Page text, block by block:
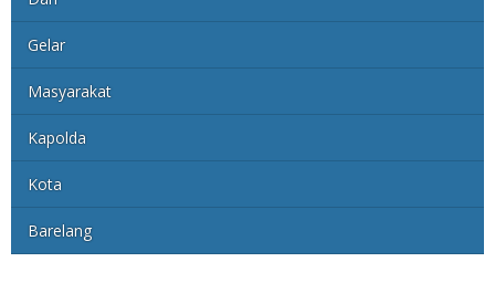
Gelar
Masyarakat
Kapolda
Kota
Barelang